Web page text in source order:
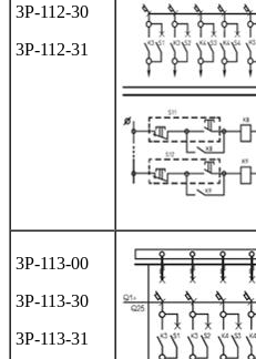
3Р-112-30
3Р-112-31
3Р-113-00
3Р-113-30
3Р-113-31